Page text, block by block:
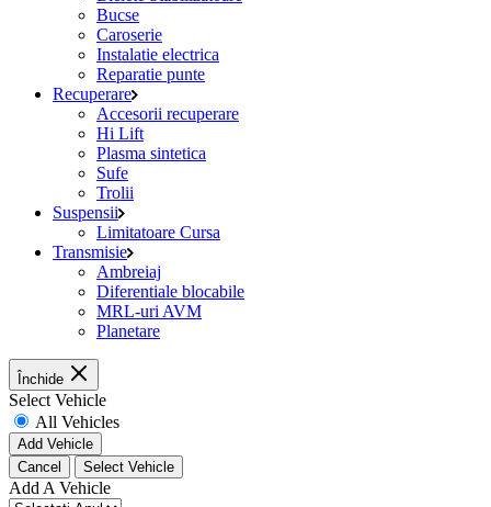
Bucse
Caroserie
Instalatie electrica
Reparatie punte
Recuperare
Accesorii recuperare
Hi Lift
Plasma sintetica
Sufe
Trolii
Suspensii
Limitatoare Cursa
Transmisie
Ambreiaj
Diferentiale blocabile
MRL-uri AVM
Planetare
Închide
Select Vehicle
All Vehicles
Add Vehicle
Cancel
Select Vehicle
Add A Vehicle